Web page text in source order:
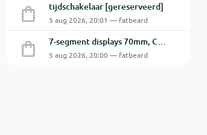
tijdschakelaar [gereserveerd]
5 aug 2026, 20:01 — fatbeard
7-segment displays 70mm, CA [gereserveerd]
5 aug 2026, 20:00 — fatbeard